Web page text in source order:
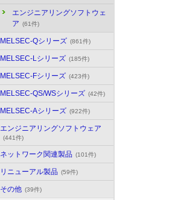
エンジニアリングソフトウェ
ア (61件)
MELSEC-Qシリーズ (861件)
MELSEC-Lシリーズ (185件)
MELSEC-Fシリーズ (423件)
MELSEC-QS/WSシリーズ (42件)
MELSEC-Aシリーズ (922件)
エンジニアリングソフトウェア
(441件)
ネットワーク関連製品 (101件)
リニューアル製品 (59件)
その他 (39件)